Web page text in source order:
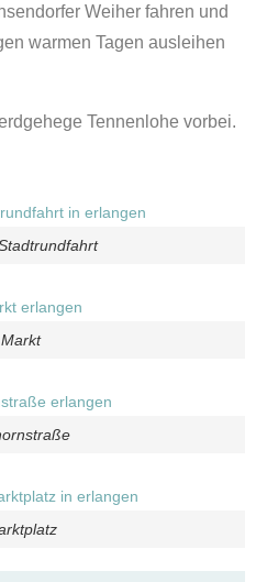
Weiher fahren und
warmen Tagen ausleihen
Tennenlohe vorbei.
Markt